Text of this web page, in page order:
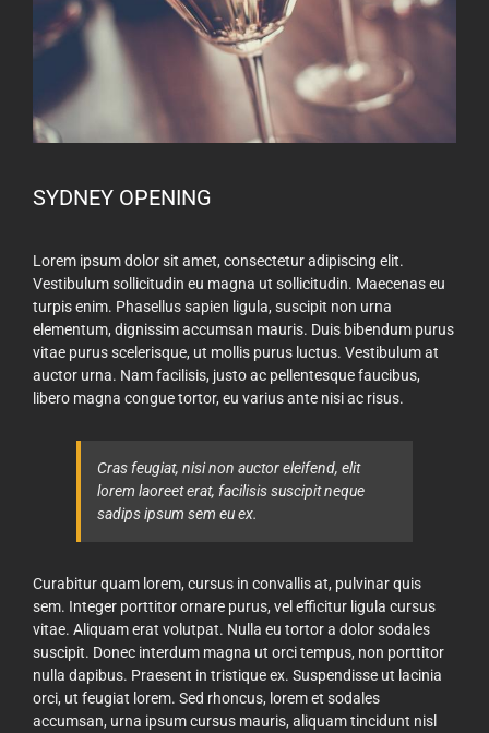
SYDNEY OPENING
Lorem ipsum dolor sit amet, consectetur adipiscing elit.
Vestibulum sollicitudin eu magna ut sollicitudin. Maecenas eu
turpis enim. Phasellus sapien ligula, suscipit non urna
elementum, dignissim accumsan mauris. Duis bibendum purus
vitae purus scelerisque, ut mollis purus luctus. Vestibulum at
auctor urna. Nam facilisis, justo ac pellentesque faucibus,
libero magna congue tortor, eu varius ante nisi ac risus.
Cras feugiat, nisi non auctor eleifend, elit
lorem laoreet erat, facilisis suscipit neque
sadips ipsum sem eu ex.
Curabitur quam lorem, cursus in convallis at, pulvinar quis
sem. Integer porttitor ornare purus, vel efficitur ligula cursus
vitae. Aliquam erat volutpat. Nulla eu tortor a dolor sodales
suscipit. Donec interdum magna ut orci tempus, non porttitor
nulla dapibus. Praesent in tristique ex. Suspendisse ut lacinia
orci, ut feugiat lorem. Sed rhoncus, lorem et sodales
accumsan, urna ipsum cursus mauris, aliquam tincidunt nisl